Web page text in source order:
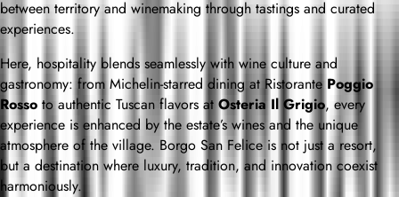
between territory and winemaking through tastings and curated
experiences.
Here, hospitality blends seamlessly with wine culture and
gastronomy: from Michelin-starred dining at Ristorante Poggio
Rosso to authentic Tuscan flavors at Osteria Il Grigio, every
experience is enhanced by the estate’s wines and the unique
atmosphere of the village. Borgo San Felice is not just a resort,
but a destination where luxury, tradition, and innovation coexist
harmoniously.